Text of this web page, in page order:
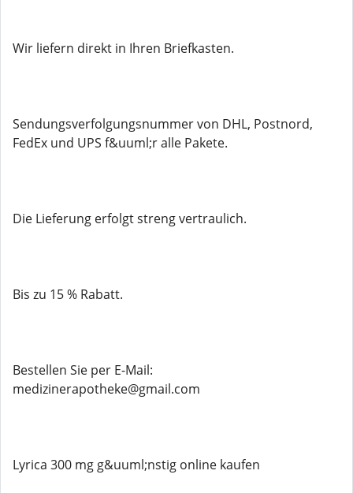
Wir liefern direkt in Ihren Briefkasten.
Sendungsverfolgungsnummer von DHL, Postnord,
FedEx und UPS f&uuml;r alle Pakete.
Die Lieferung erfolgt streng vertraulich.
Bis zu 15 % Rabatt.
Bestellen Sie per E-Mail:
medizinerapotheke@gmail.com
Lyrica 300 mg g&uuml;nstig online kaufen